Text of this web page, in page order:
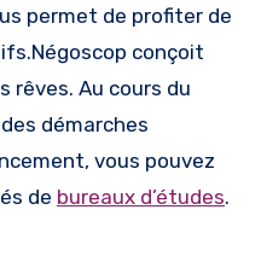
permet de profiter de
conçoit
rêves. Au cours du
démarches
vous pouvez
de bureaux d’études.